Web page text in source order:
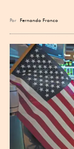
Por Fernando Franco